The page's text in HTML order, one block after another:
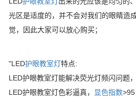
光区是适度的，并不会对我们的眼睛造
觉，因此大家可以放心购买；
"LED护眼教室灯特点:
LED护眼教室灯能解决荧光灯频闪问题，
LED护眼教室灯色彩逼真，
显色指数